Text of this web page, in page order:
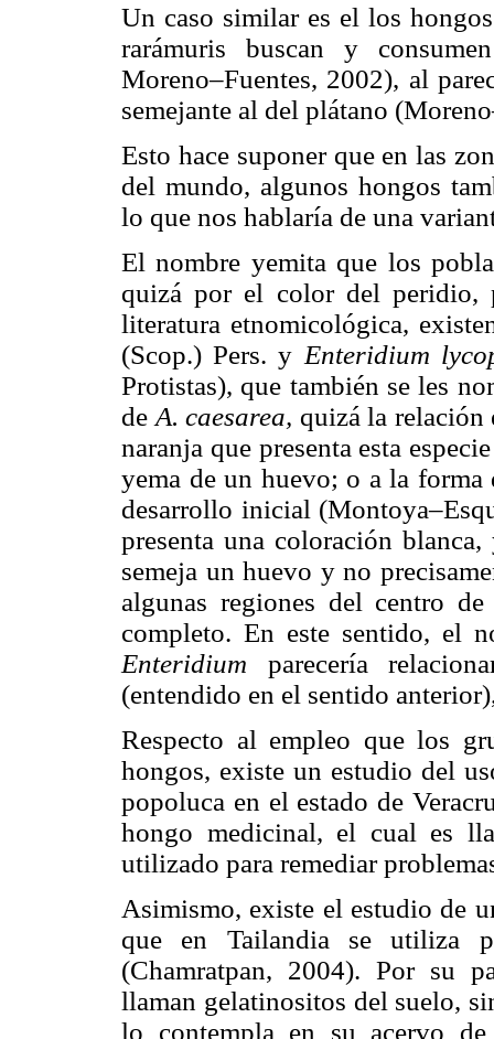
Un caso similar es el los
rarámuris buscan y
Moreno–Fuentes, 2002), al
semejante al del plátano
Esto hace suponer que en las
del mundo, algunos hongos
lo que nos hablaría de una
El nombre yemita que los
quizá por el color del peridio,
literatura etnomicológica,
(Scop.) Pers. y Enteridium
Protistas), que también se les
de A. caesarea, quizá la
naranja que presenta esta
yema de un huevo; o a la forma
desarrollo inicial
presenta una coloración
semeja un huevo y no
algunas regiones del centro
completo. En este sentido, el
Enteridium parecería
(entendido en el sentido
Respecto al empleo que los
hongos, existe un estudio del
popoluca en el estado de
hongo medicinal, el cual es
utilizado para remediar
Asimismo, existe el estudio de
que en Tailandia se utiliza
(Chamratpan, 2004). Por su
llaman gelatinositos del suelo,
lo contempla en su acervo